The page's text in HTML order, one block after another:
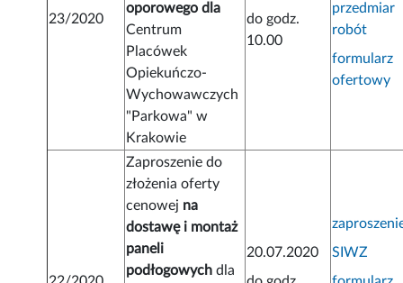
23/2020
oporowego dla
Centrum
Placówek
Opiekuńczo-
Wychowawczych
"Parkowa" w
Krakowie
do godz.
10.00
przedmiar
robót
formularz
ofertowy
Zaproszenie do
złożenia oferty
cenowej na
dostawę i montaż
paneli
podłogowych dla
20.07.2020
SIWZ